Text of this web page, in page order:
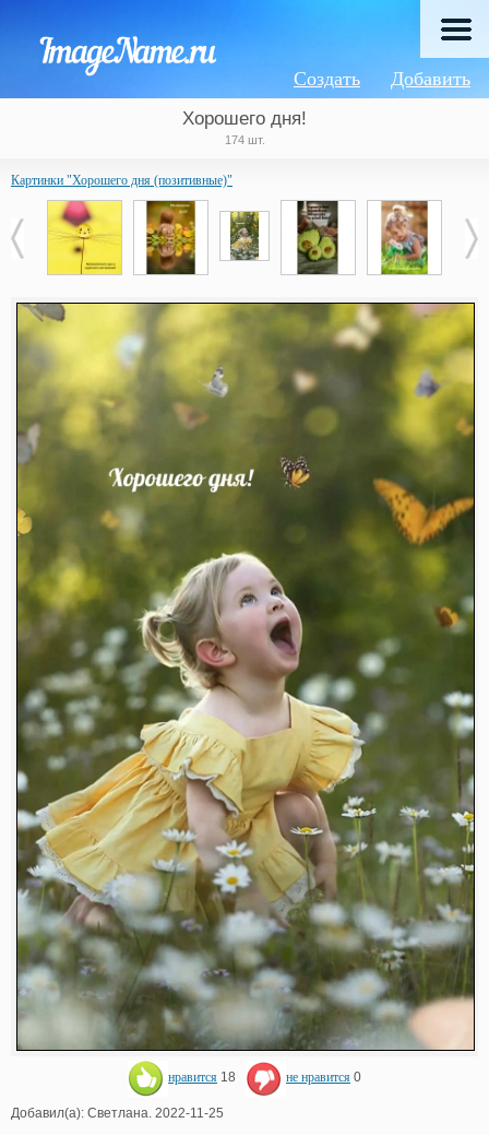
Добавить
Создать
Хорошего дня!
174 шт.
Картинки "Хорошего дня (позитивные)"
нравится 18 не нравится 0
Добавил(а): Светлана. 2022-11-25